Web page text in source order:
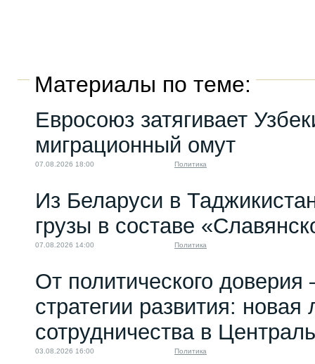
Материалы по теме:
Евросоюз затягивает
миграционный омут
07.08.2026 18:00 Политика
Из Беларуси в
грузы в составе
07.08.2026 14:00 Политика
От политического
стратегии развития: новая
сотрудничества в
03.08.2026 16:00 Политика